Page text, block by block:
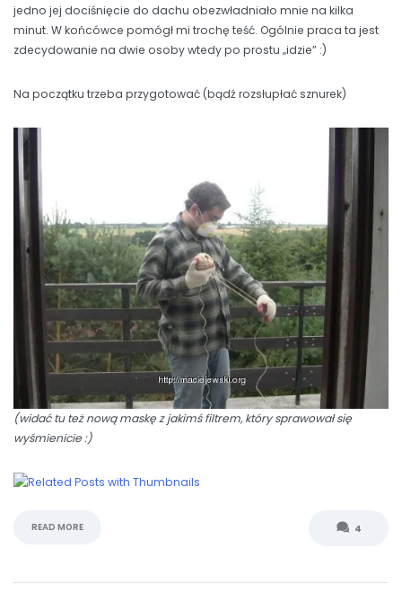
jedno jej dociśnięcie do dachu obezwładniało mnie na kilka
minut. W końcówce pomógł mi trochę teść. Ogólnie praca ta jest
zdecydowanie na dwie osoby wtedy po prostu „idzie” :)
Na początku trzeba przygotować (bądź rozsłupłać sznurek)
(widać tu też nową maskę z jakimś filtrem, który sprawował się
wyśmienicie :)
READ MORE 4